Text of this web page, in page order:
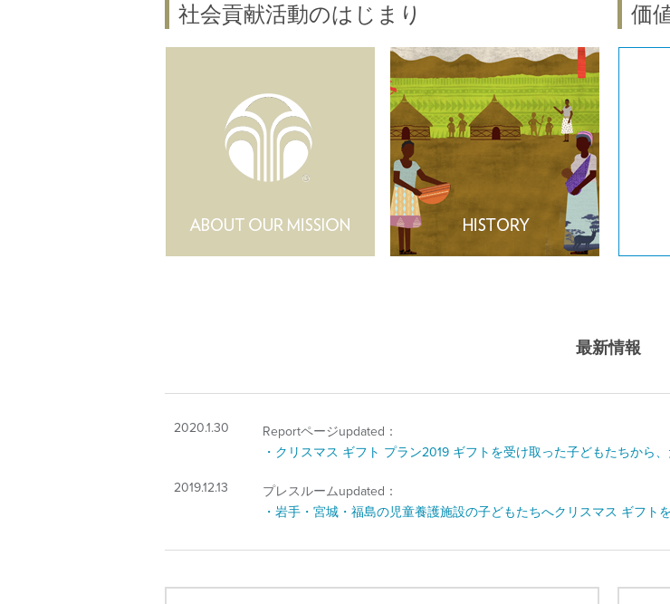
社会貢献活動のはじまり 価
最新情報
2020.1.30
Reportページupdated：
・クリスマス ギフト プラン2019 ギフトを受け取った子どもたちから
2019.12.13
プレスルームupdated：
・岩手・宮城・福島の児童養護施設の子どもたちへクリスマス ギフト